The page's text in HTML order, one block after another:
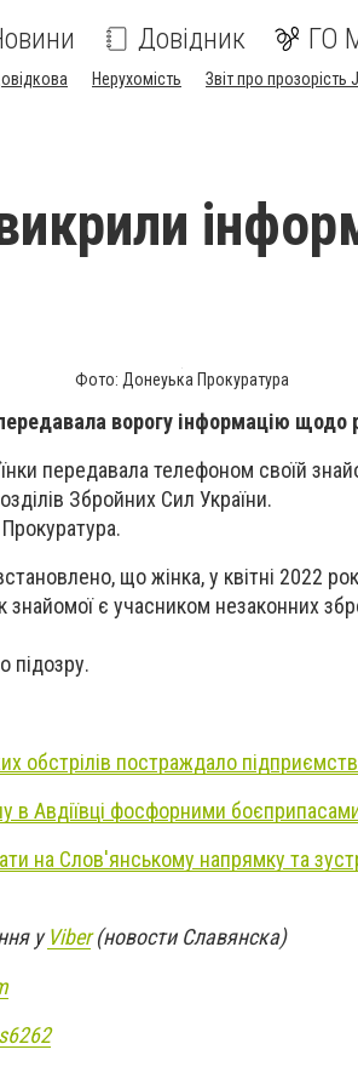
Довідник ГО
Нерухомість Звіт про прозорість
Фото: Донеуька Прокуратура
ворогу інформацію
передавала телефоном своїй
Збройних Сил України.
що жінка, у квітні 2022
знайомої є учасником незаконних
підозру.
обстрілів постраждало
в Авдіївці фосфорними
на Слов'янському напрямку та
уViber(новости Славянска)